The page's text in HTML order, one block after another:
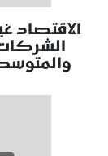
الاقتصاد